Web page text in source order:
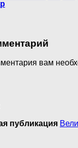
вам
публикация